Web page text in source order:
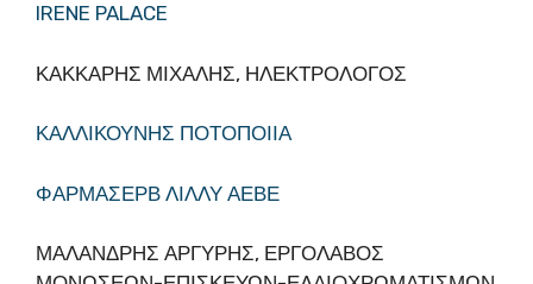
IRENE PALACE
ΚΑΚΚΑΡΗΣ ΜΙΧΑΛΗΣ, ΗΛΕΚΤΡΟΛΟΓΟΣ
ΚΑΛΛΙΚΟΥΝΗΣ ΠΟΤΟΠΟΙΙΑ
ΦΑΡΜΑΣΕΡΒ ΛΙΛΛΥ ΑΕΒΕ
ΜΑΛΑΝΔΡΗΣ ΑΡΓΥΡΗΣ, ΕΡΓΟΛΑΒΟΣ